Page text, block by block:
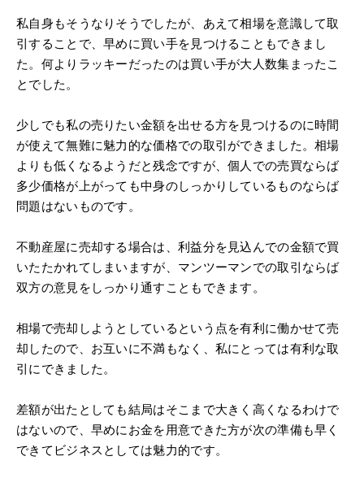
私自身もそうなりそうでしたが、あえて相場を意識して取
引することで、早めに買い手を見つけることもできまし
た。何よりラッキーだったのは買い手が大人数集まったこ
とでした。
少しでも私の売りたい金額を出せる方を見つけるのに時間
が使えて無難に魅力的な価格での取引ができました。相場
よりも低くなるようだと残念ですが、個人での売買ならば
多少価格が上がっても中身のしっかりしているものならば
問題はないものです。
不動産屋に売却する場合は、利益分を見込んでの金額で買
いたたかれてしまいますが、マンツーマンでの取引ならば
双方の意見をしっかり通すこともできます。
相場で売却しようとしているという点を有利に働かせて売
却したので、お互いに不満もなく、私にとっては有利な取
引にできました。
差額が出たとしても結局はそこまで大きく高くなるわけで
はないので、早めにお金を用意できた方が次の準備も早く
できてビジネスとしては魅力的です。